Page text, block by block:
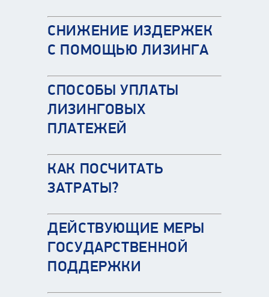
СНИЖЕНИЕ ИЗДЕРЖЕК
С ПОМОЩЬЮ ЛИЗИНГА
СПОСОБЫ УПЛАТЫ
ЛИЗИНГОВЫХ
ПЛАТЕЖЕЙ
КАК ПОСЧИТАТЬ
ЗАТРАТЫ?
ДЕЙСТВУЮЩИЕ МЕРЫ
ГОСУДАРСТВЕННОЙ
ПОДДЕРЖКИ